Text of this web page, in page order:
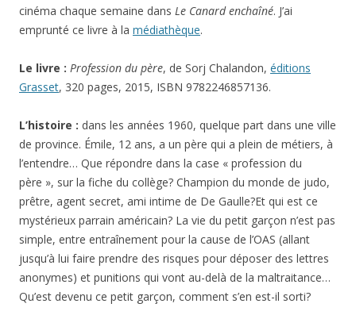
cinéma chaque semaine dans Le Canard enchaîné. J’ai
emprunté ce livre à la médiathèque.
Le livre : Profession du père, de Sorj Chalandon, éditions
Grasset, 320 pages, 2015, ISBN 9782246857136.
L’histoire : dans les années 1960, quelque part dans une ville
de province. Émile, 12 ans, a un père qui a plein de métiers, à
l’entendre… Que répondre dans la case « profession du
père », sur la fiche du collège? Champion du monde de judo,
prêtre, agent secret, ami intime de De Gaulle?Et qui est ce
mystérieux parrain américain? La vie du petit garçon n’est pas
simple, entre entraînement pour la cause de l’OAS (allant
jusqu’à lui faire prendre des risques pour déposer des lettres
anonymes) et punitions qui vont au-delà de la maltraitance…
Qu’est devenu ce petit garçon, comment s’en est-il sorti?